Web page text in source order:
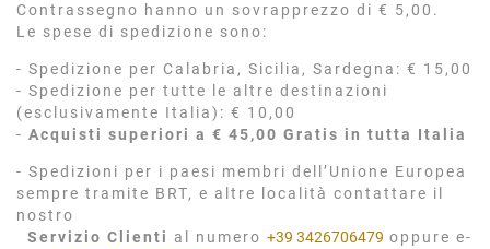
Contrassegno hanno un sovrapprezzo di € 5,00.
Le spese di spedizione sono:
- Spedizione per Calabria, Sicilia, Sardegna: € 15,00
- Spedizione per tutte le altre destinazioni
(esclusivamente Italia): € 10,00
- Acquisti superiori a € 45,00 Gratis in tutta Italia
- Spedizioni per i paesi membri dell’Unione Europea
sempre tramite BRT, e altre località contattare il
nostro
Servizio Clienti al numero +39 3426706479 oppure e-